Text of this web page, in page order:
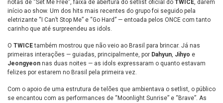
notas de “Set Me Free”, faixa de abertura do setlist oficial do TWICE, darem
início ao show. Um dos hits mais recentes do grupo foi seguido pela
eletrizante “I Can’t Stop Me” e “Go Hard” — entoada pelos ONCE com tanto
carinho que até surpreendeu as idols.
O TWICEtambém mostrou que não veio ao Brasil para brincar. Já nas
primeiras interações — guiadas, principalmente, por Dahyun, Jihyo e
Jeongyeon nas duas noites — as idols expressaram o quanto estavam
felizes por estarem no Brasil pela primeira vez.
Com o apoio de uma estrutura de telões que ambientava o setlist, o público
se encantou com as performances de “Moonlight Sunrise” e “Brave”. As